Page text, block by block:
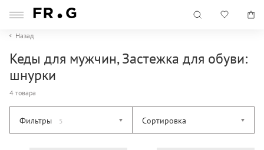
Назад
Кеды для мужчин, Застежка для обуви:
шнурки
4 товара
Фильтры 5 Сортировка